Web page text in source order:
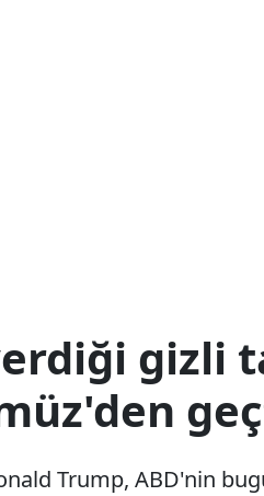
gizli
Trump, ABD'nin